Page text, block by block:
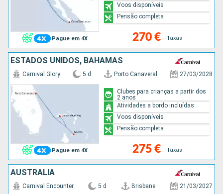
Pague em 4X 270 € +Taxas
Voos disponíveis
Pensão completa
ESTADOS UNIDOS, BAHAMAS
Pague em 4X
Carnival Glory 5 d Porto Canaveral 27/03/2028
275 € +Taxas
Clubes para crianças a partir dos
2 anos
Atividades a bordo incluídas:
Voos disponíveis
Pensão completa
AUSTRALIA
Carnival Encounter 5 d Brisbane 21/03/2027